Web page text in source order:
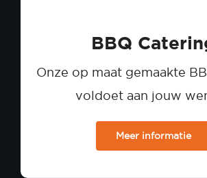
BBQ
Onze op maat gemaakte
voldoet aan jouw
Meer informatie